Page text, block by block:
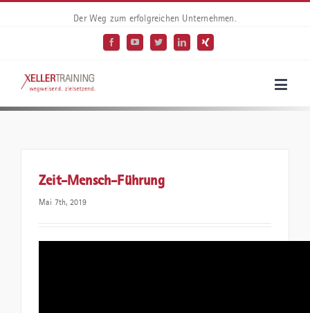
Der Weg zum erfolgreichen Unternehmen.
Zeit-Mensch-Führung
Mai 7th, 2019